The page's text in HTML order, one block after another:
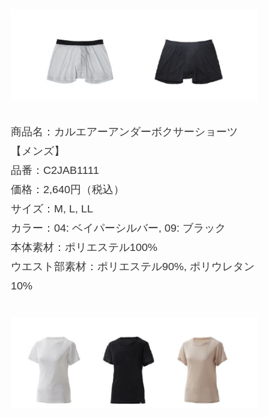
商品名：カルエアーアンダーボクサーショーツ
【メンズ】
品番：C2JAB1111
価格：2,640円（税込）
サイズ：M, L, LL
カラー：04: ベイパーシルバー, 09: ブラック
本体素材：ポリエステル100%
ウエスト部素材：ポリエステル90%, ポリウレタン
10%